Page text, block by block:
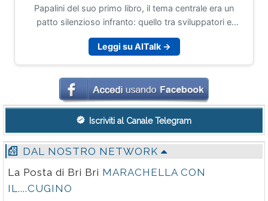
Papalini del suo primo libro, il tema centrale era un
patto silenzioso infranto: quello tra sviluppatori e
macchine deterministiche, saltato nel momento in cui il
codice ha smesso di fare sempre e comunque quello
che gli veniva scritto. Papalini, Head of Software
Development per Issuances, Custody, Data & UX/UI
Solutions in Euronext Securities, con un passato in
London Stock Exchange Group e Borsa Italiana, aveva
raccontato quel passaggio con la voce di chi gestisce
sistemi dove l'errore non è un'opzione contrattuale, è
un incidente.
Leggi su AITalk →
Iscriviti al Canale Telegram
DAL NOSTRO NETWORK
La Posta di Bri Bri MARACHELLA CON
IL....CUGINO